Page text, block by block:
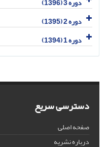
دوره 2 (1395)
دوره 1 (1394)
دسترسی سریع
صفحه اصلی
درباره نشریه